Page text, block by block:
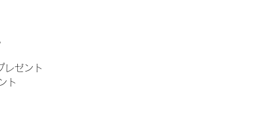
レゼント
ト